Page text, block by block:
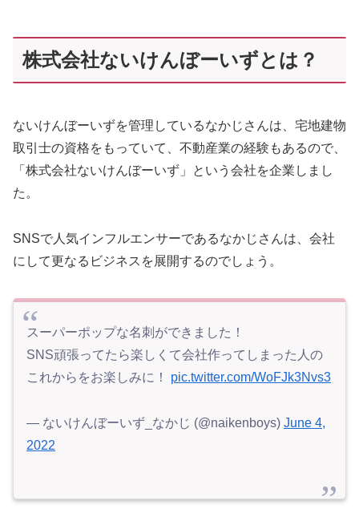
株式会社ないけんぼーいずとは？
ないけんぼーいずを管理しているなかじさんは、宅地建物
取引士の資格をもっていて、不動産業の経験もあるので、
「株式会社ないけんぼーいず」という会社を企業しまし
た。
SNSで人気インフルエンサーであるなかじさんは、会社
にして更なるビジネスを展開するのでしょう。
スーパーポップな名刺ができました！
SNS頑張ってたら楽しくて会社作ってしまった人の
これからをお楽しみに！ pic.twitter.com/WoFJk3Nvs3
— ないけんぼーいず_なかじ (@naikenboys) June 4,
2022